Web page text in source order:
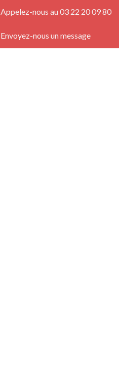
Appelez-nous au 03 22 20 09 80
Envoyez-nous un message